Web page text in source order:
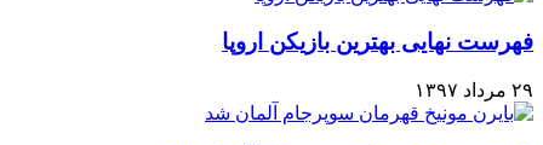
فهرست نهایی بهترین بازیکن اروپا
۲۹ مرداد ۱۳۹۷